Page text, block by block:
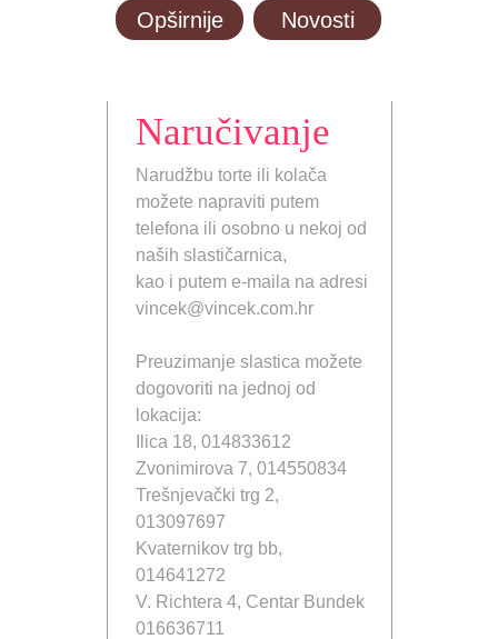
Opširnije Novosti
Naručivanje
Narudžbu torte ili kolača
možete napraviti putem
telefona ili osobno u nekoj od
naših slastičarnica,
kao i putem e-maila na adresi
vincek@vincek.com.hr
Preuzimanje slastica možete
dogovoriti na jednoj od
lokacija:
Ilica 18, 014833612
Zvonimirova 7, 014550834
Trešnjevački trg 2,
013097697
Kvaternikov trg bb,
014641272
V. Richtera 4, Centar Bundek
016636711